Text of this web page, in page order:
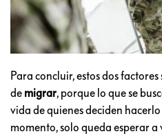
Para concluir, estos dos
de migrar, porque lo que se
vida de quienes deciden hacerlo
momento, solo queda esperar